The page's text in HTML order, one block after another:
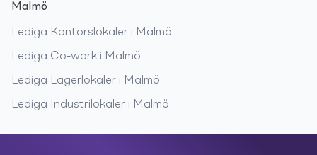
Malmö
Lediga Kontorslokaler i Malmö
Lediga Co-work i Malmö
Lediga Lagerlokaler i Malmö
Lediga Industrilokaler i Malmö